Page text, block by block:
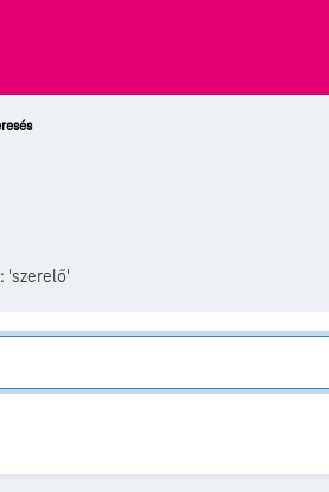
'szerelő'